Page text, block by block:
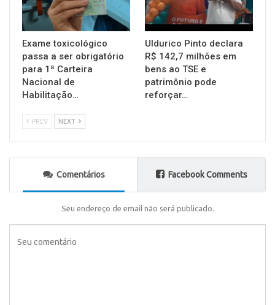
Exame toxicológico
passa a ser obrigatório
para 1ª Carteira
Nacional de
Habilitação…
Uldurico Pinto declara
R$ 142,7 milhões em
bens ao TSE e
patrimônio pode
reforçar…
PREV NEXT
Comentários Facebook Comments
Seu endereço de email não será publicado.